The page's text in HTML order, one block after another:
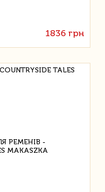
1836 грн
TALES